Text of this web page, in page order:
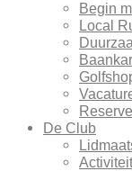
Begin
Local
De Club